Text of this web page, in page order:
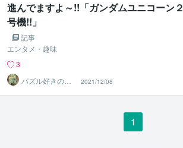
進んでますよ～!!「ガンダムユニコーン２
号機!!」
記事
エンタメ・趣味
3
パズル好きのし
げお
2021/12/08
1